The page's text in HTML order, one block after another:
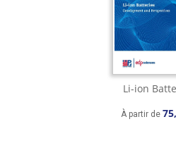
Li-ion
À partir de